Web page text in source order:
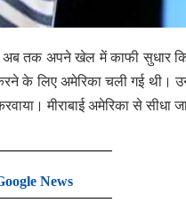
अब तक अपने खेल में काफी सुधार
के लिए अमेरिका चली गई थी।
मीराबाई अमेरिका से सीधा
News